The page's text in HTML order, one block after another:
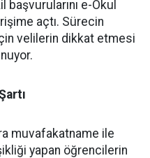
e-Okul
açtı. Sürecin
velilerin dikkat etmesi
muvafakatname ile
yapan öğrencilerin